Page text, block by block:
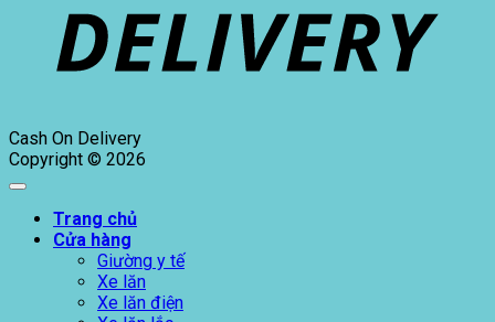
Cash On Delivery
Copyright © 2026
Trang chủ
Cửa hàng
Giường y tế
Xe lăn
Xe lăn điện